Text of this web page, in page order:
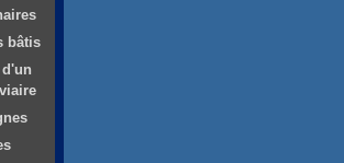
bâtis
d'un